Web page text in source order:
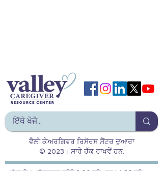
ਵੈਲੀ ਕੇਅਰਗਿਵਰ ਰਿਸੋਰਸ ਸੈਂਟਰ ਦੁਆਰਾ
© 2023। ਸਾਰੇ ਹੱਕ ਰਾਖਵੇਂ ਹਨ.